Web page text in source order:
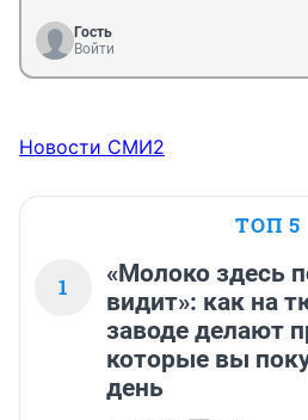
Гость
Войти
Новости СМИ2
ТОП 5
1
«Молоко здесь
видит»: как на
заводе делают
которые вы
день